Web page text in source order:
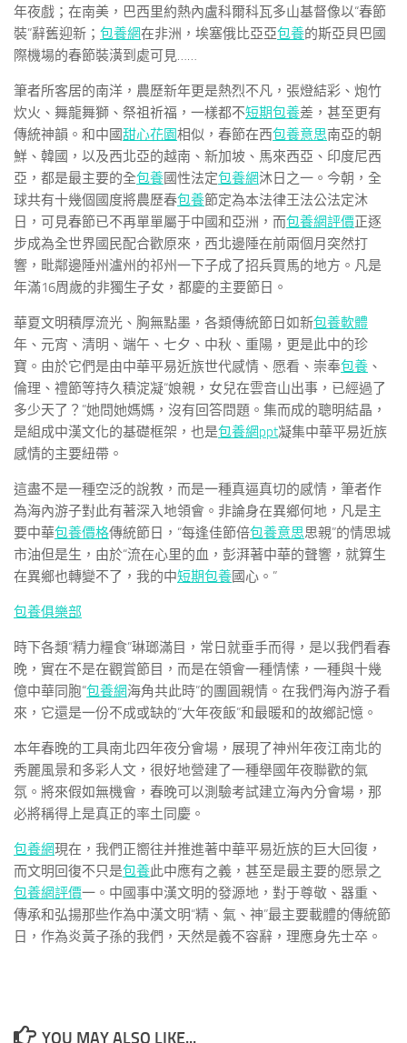
年夜戲；在南美，巴西里約熱內盧科爾科瓦多山基督像以“春節
裝”辭舊迎新； 包養網在非洲，埃塞俄比亞亞包養的斯亞貝巴國
際機場的春節裝潢到處可見……
筆者所客居的南洋，農歷新年更是熱烈不凡，張燈結彩、炮竹
炊火、舞龍舞獅、祭祖祈福，一樣都不短期包養差，甚至更有
傳統神韻。和中國甜心花園相似，春節在西包養意思南亞的朝
鮮、韓國，以及西北亞的越南、新加坡、馬來西亞、印度尼西
亞，都是最主要的全包養國性法定包養網沐日之一。今朝，全
球共有十幾個國度將農歷春包養節定為本法律王法公法定沐
日，可見春節已不再單單屬于中國和亞洲，而包養網評價正逐
步成為全世界國民配合歡原來，西北邊陲在前兩個月突然打
響，毗鄰邊陲州瀘州的祁州一下子成了招兵買馬的地方。凡是
年滿16周歲的非獨生子女，都慶的主要節日。
華夏文明積厚流光、胸無點墨，各類傳統節日如新包養軟體
年、元宵、清明、端午、七夕、中秋、重陽，更是此中的珍
寶。由於它們是由中華平易近族世代感情、愿看、崇奉包養 、
倫理、禮節等持久積淀凝“娘親，女兒在雲音山出事，已經過了
多少天了？”她問她媽媽，沒有回答問題。集而成的聰明結晶，
是組成中漢文化的基礎框架，也是包養網ppt凝集中華平易近族
感情的主要紐帶。
這盡不是一種空泛的說教，而是一種真逼真切的感情，筆者作
為海內游子對此有著深入地領會。非論身在異鄉何地，凡是主
要中華包養價格傳統節日，“每逢佳節倍包養意思思親”的情思城
市油但是生，由於“流在心里的血，彭湃著中華的聲響，就算生
在異鄉也轉變不了，我的中短期包養國心。”
包養俱樂部
時下各類“精力糧食”琳瑯滿目，常日就垂手而得，是以我們看春
晚，實在不是在觀賞節目，而是在領會一種情愫，一種與十幾
億中華同胞“包養網海角共此時”的團圓親情。在我們海內游子看
來，它還是一份不成或缺的“大年夜飯”和最暖和的故鄉記憶。
本年春晚的工具南北四年夜分會場，展現了神州年夜江南北的
秀麗風景和多彩人文，很好地營建了一種舉國年夜聯歡的氣
氛。將來假如無機會，春晚可以測驗考試建立海內分會場，那
必將稱得上是真正的率土同慶。
包養網現在，我們正嚮往并推進著中華平易近族的巨大回復，
而文明回復不只是包養此中應有之義，甚至是最主要的愿景之
包養網評價一。中國事中漢文明的發源地，對于尊敬、器重、
傳承和弘揚那些作為中漢文明“精、氣、神”最主要載體的傳統節
日，作為炎黃子孫的我們，天然是義不容辭，理應身先士卒。
YOU MAY ALSO LIKE...